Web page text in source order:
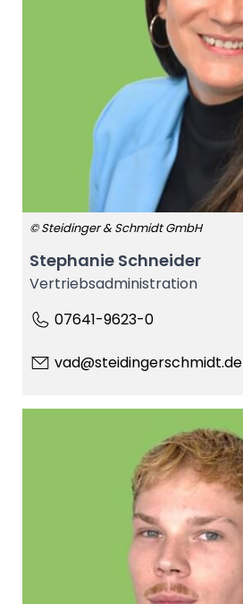
© Steidinger & Schmidt GmbH
Stephanie Schneider
Vertriebsadministration
07641-9623-0
vad@steidingerschmidt.de